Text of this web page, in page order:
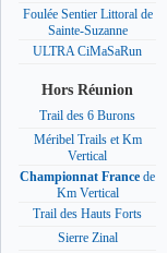
Foulée Sentier Littoral de
Sainte-Suzanne
ULTRA CiMaSaRun
Hors Réunion
Trail des 6 Burons
Méribel Trails et Km
Vertical
Championnat France de
Km Vertical
Trail des Hauts Forts
Sierre Zinal